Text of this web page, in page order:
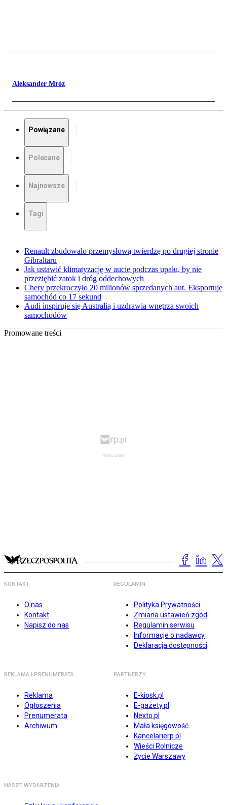
Aleksander Mróz
Powiązane
Polecane
Najnowsze
Tagi
Renault zbudowało przemysłową twierdzę po drugiej stronie
Gibraltaru
Jak ustawić klimatyzację w aucie podczas upału, by nie
przeziębić zatok i dróg oddechowych
Chery przekroczyło 20 milionów sprzedanych aut. Eksportuje
samochód co 17 sekund
Audi inspiruje się Australią i uzdrawia wnętrza swoich
samochodów
Promowane treści
KONTAKT
O nas
Kontakt
Napisz do nas
REGULAMIN
Polityka Prywatności
Zmiana ustawień zgód
Regulamin serwisu
Informacje o nadawcy
Deklaracja dostępności
REKLAMA I PRENUMERATA
Reklama
Ogłoszenia
Prenumerata
Archiwum
PARTNERZY
E-kiosk.pl
E-gazety.pl
Nexto.pl
Mała księgowość
Kancelarierp.pl
Wieści Rolnicze
Życie Warszawy
NASZE WYDARZENIA